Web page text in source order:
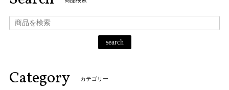
search
Category カテゴリー